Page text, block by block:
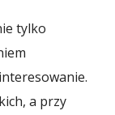
tylko
a przy